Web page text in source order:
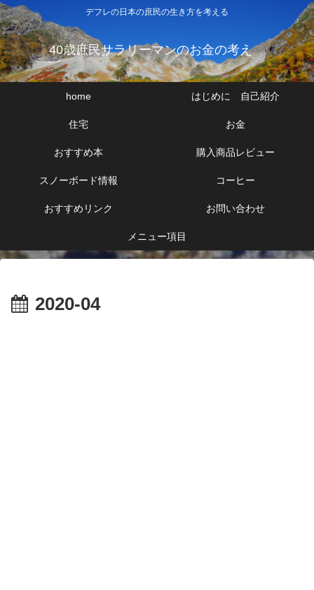
デフレの日本の庶民の生き方を考える
40歳庶民サラリーマンのお金の考え
home はじめに 自己紹介
住宅 お金
おすすめ本 購入商品レビュー
スノーボード情報 コーヒー
おすすめリンク お問い合わせ
メニュー項目
2020-04